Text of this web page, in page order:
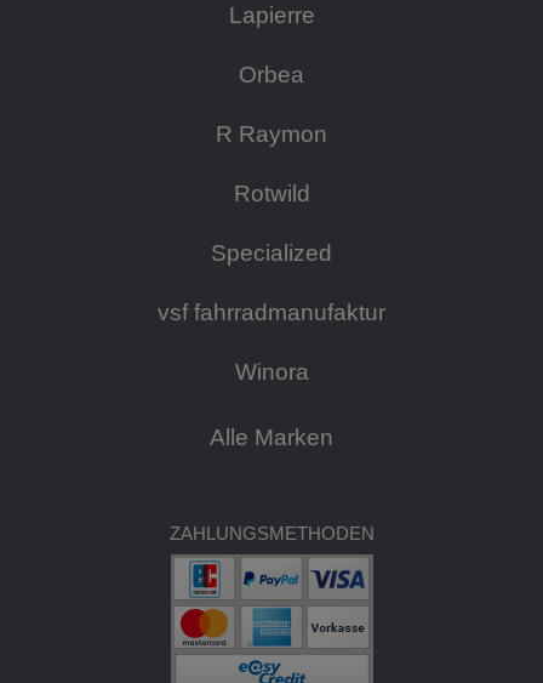
Lapierre
Orbea
R Raymon
Rotwild
Specialized
vsf fahrradmanufaktur
Winora
Alle Marken
ZAHLUNGSMETHODEN